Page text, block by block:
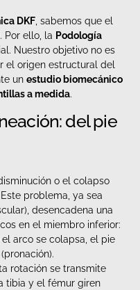
DKF , sabemos que el
Por ello, la Podología
Nuestro objetivo no es
el origen estructural del
unestudio biomecánico
a medida.
del pie
o el colapso
problema, ya sea
desencadena una
en el miembro inferior:
arco se colapsa, el pie
rotación se transmite
tibia y el fémur giren